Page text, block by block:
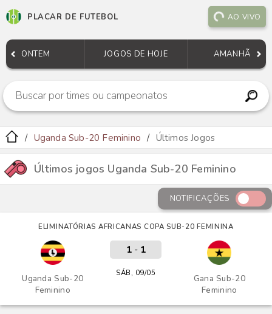
PLACAR DE FUTEBOL AO VIVO
ONTEM JOGOS DE HOJE AMANHÃ
Uganda Sub-20 Feminino Últimos Jogos
Últimos jogos Uganda Sub-20 Feminino
NOTIFICAÇÕES
ELIMINATÓRIAS AFRICANAS COPA SUB-20 FEMININA
Uganda Sub-20
Feminino
Gana Sub-20
Feminino
1- 1
SÁB, 09/05